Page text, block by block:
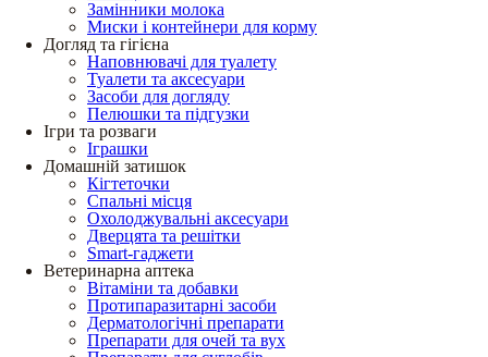
Замінники молока
Миски і контейнери для корму
Догляд та гігієна
Наповнювачі для туалету
Туалети та аксесуари
Засоби для догляду
Пелюшки та підгузки
Ігри та розваги
Іграшки
Домашній затишок
Кігтеточки
Спальні місця
Охолоджувальні аксесуари
Дверцята та решітки
Smart-гаджети
Ветеринарна аптека
Вітаміни та добавки
Протипаразитарні засоби
Дерматологічні препарати
Препарати для очей та вух